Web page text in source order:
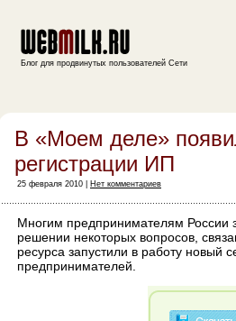
Блог для продвинутых пользователей Сети
В «Моем деле»
регистрации ИП
25 февраля 2010 | Нет комментариев
Многим предпринимателям России
решении некоторых вопросов,
ресурса запустили в работу новый
предпринимателей.